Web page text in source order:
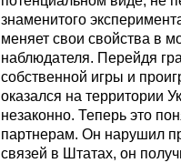
знаменитого
меняет свои свойства в
наблюдателя. Перейдя
собственной игры и
оказался на территории
незаконно. Теперь это
партнерам. Он нарушил
связей в Штатах, он